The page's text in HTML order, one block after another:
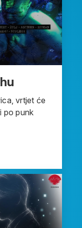
vrtjet će
po punk